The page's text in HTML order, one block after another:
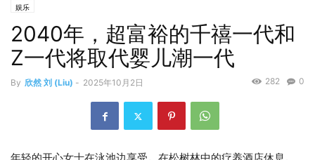
娱乐
2040年，超富裕的千禧一代和
Z一代将取代婴儿潮一代
By 欣然 刘 (Liu) - 2025年10月2日 0
282